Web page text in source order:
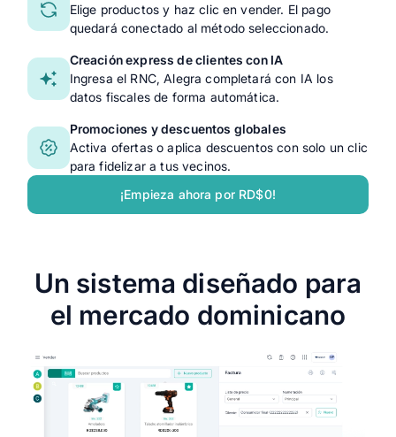
Elige productos y haz clic en vender. El pago
quedará conectado al método seleccionado.
Creación express de clientes con IA
Ingresa el RNC, Alegra completará con IA los
datos fiscales de forma automática.
Promociones y descuentos globales
Activa ofertas o aplica descuentos con solo un clic
para fidelizar a tus vecinos.
¡Empieza ahora por RD$0!
Un sistema diseñado para
el mercado dominicano